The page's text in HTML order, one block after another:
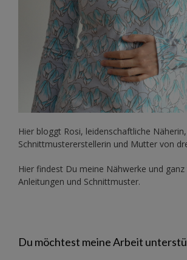
Hier bloggt Rosi, leidenschaftliche Näherin,
Schnittmustererstellerin und Mutter von
Hier findest Du meine Nähwerke und
Anleitungen und Schnittmuster.
Du möchtest meine Arbeit